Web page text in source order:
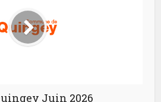
Juin 2026